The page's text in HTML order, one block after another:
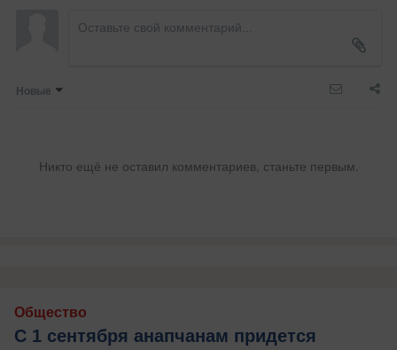
Новые
Никто ещё не оставил комментариев, станьте первым.
Общество
С 1 сентября анапчанам придется